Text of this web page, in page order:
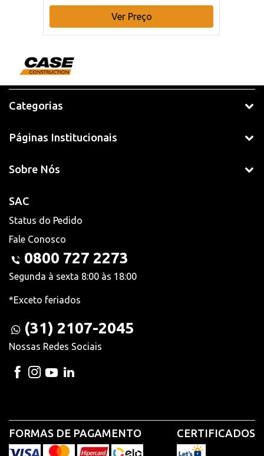
Ver Preço
Categorias
Páginas Institucionais
Sobre Nós
SAC
Status do Pedido
Fale Conosco
0800 727 2273
Segunda à sexta 8:00 às 18:00
*Exceto feriados
(31) 2107-2045
Nossas Redes Sociais
FORMAS DE PAGAMENTO CERTIFICADOS